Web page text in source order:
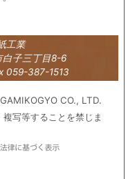
工業
子三丁目8-6
387-1513
CO., LTD.
写等することを禁じま